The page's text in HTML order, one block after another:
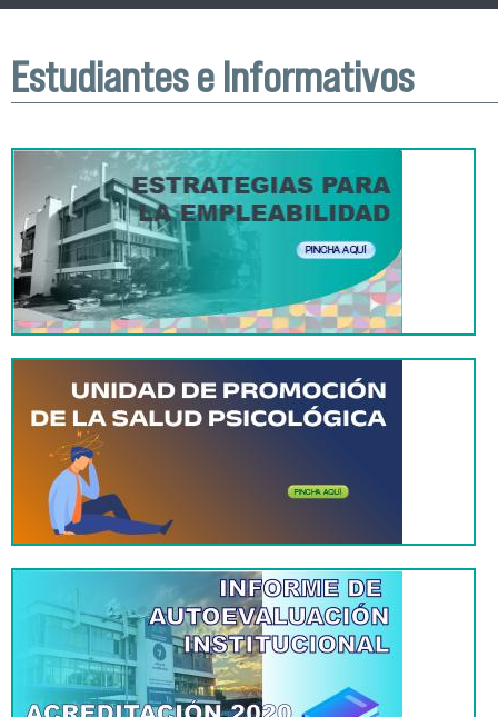
Estudiantes e Informativos